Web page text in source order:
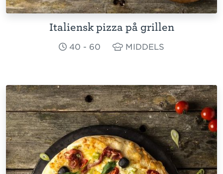
Italiensk pizza på grillen
40 - 60 MIDDELS